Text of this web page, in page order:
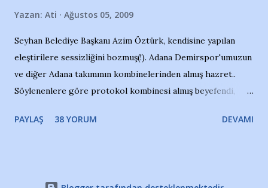
Yazan: Ati Ağustos 05, 2009
Seyhan Belediye Başkanı Azim Öztürk, kendisine yapılan
eleştirilere sessizliğini bozmuş(!). Adana Demirspor'umuzun
ve diğer Adana takımının kombinelerinden almış hazret..
Söylenenlere göre protokol kombinesi almış beyefendi,
ki kombineyi Bekir Başkan'dan alırken; dillere destan..
PAYLAŞ 38 YORUM DEVAMI